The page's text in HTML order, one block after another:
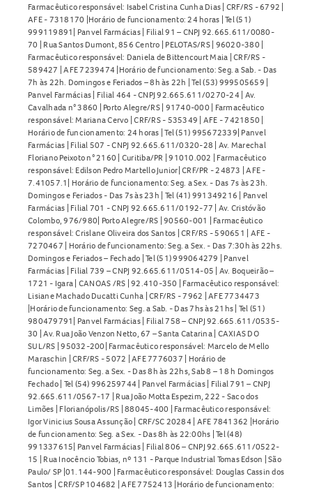
Farmacêutico responsável: Isabel Cristina Cunha Dias | CRF/RS - 6792 |
AFE - 7318170 |Horário de funcionamento: 24 horas | Tel (51)
999119891| Panvel Farmácias | Filial 91 – CNPJ 92.665.611/0080-
70 | Rua Santos Dumont, 856 Centro | PELOTAS/RS | 96020-380 |
Farmacêutico responsável: Daniela de Bittencourt Maia | CRF/RS -
589427 | AFE 7239474 |Horário de funcionamento: Seg. a Sab. - Das
7h às 22h. Domingos e Feriados – 8h às 22h | Tel (53) 999505659 |
Panvel Farmácias | Filial 464 - CNPJ 92.665.611/0270-24 | Av.
Cavalhada n° 3860 | Porto Alegre/RS | 91740-000 | Farmacêutico
responsável: Mariana Cervo | CRF/RS - 535349 | AFE - 7421850 |
Horário de funcionamento: 24 horas | Tel (51) 995672339| Panvel
Farmácias | Filial 507 - CNPJ 92.665.611/0320-28 | Av. Marechal
Floriano Peixoto n° 2160 | Curitiba/PR | 91010.002 | Farmacêutico
responsável: Edilson Pedro Martello Junior| CRF/PR - 24873 | AFE -
7.41057.1| Horário de funcionamento: Seg. a Sex. - Das 7s às 23h.
Domingos e Feriados - Das 7s às 23h | Tel (41) 991349216 | Panvel
Farmácias | Filial 701 - CNPJ 92.665.611/0192-77 | Av. Cristóvão
Colombo, 976/980| Porto Alegre/RS | 90560-001 | Farmacêutico
responsável: Crislane Oliveira dos Santos | CRF/RS - 590651 | AFE -
7270467 | Horário de funcionamento: Seg. a Sex. - Das 7:30h às 22hs.
Domingos e Feriados – Fechado | Tel (51) 999064279 | Panvel
Farmácias | Filial 739 – CNPJ 92.665.611/0514-05 | Av. Boqueirão –
1721 - Igara | CANOAS /RS | 92.410-350 | Farmacêutico responsável:
Lisiane Machado Ducatti Cunha | CRF/RS - 7962 | AFE 7734473
|Horário de funcionamento: Seg. a Sab. - Das 7hs às 21hs | Tel (51)
980479791| Panvel Farmácias | Filial 758 – CNPJ 92.665.611/0535-
30 | Av. Rua João Venzon Netto, 67 – Santa Catarina | CAXIAS DO
SUL/RS | 95032-200| Farmacêutico responsável: Marcelo de Mello
Maraschin | CRF/RS - 5072 | AFE 7776037 | Horário de
funcionamento: Seg. a Sex. - Das 8h às 22hs, Sab 8 – 18 h Domingos
Fechado | Tel (54) 996259744 | Panvel Farmácias | Filial 791 – CNPJ
92.665.611/0567-17 | Rua João Motta Espezim, 222 - Saco dos
Limões | Florianópolis/RS | 88045-400 | Farmacêutico responsável:
Igor Vinicius Sousa Assunção | CRF/SC 20284 | AFE 7841362 |Horário
de funcionamento: Seg. a Sex. - Das 8h às 22:00hs | Tel (48)
991337615| Panvel Farmácias | Filial 806 – CNPJ 92.665.611/0522-
15 | Rua Inocêncio Tobias, nº 131 - Parque Industrial Tomas Edson | São
Paulo/ SP |01.144-900 | Farmacêutico responsável: Douglas Cassin dos
Santos | CRF/SP 104682 | AFE 7752413 |Horário de funcionamento: